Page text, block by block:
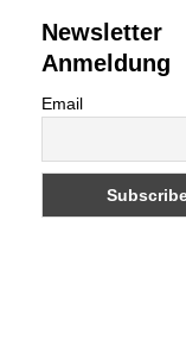
Newsletter
Anmeldung
Email